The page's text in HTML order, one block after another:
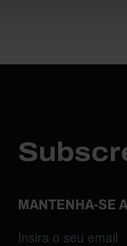
MANTENHA-SE